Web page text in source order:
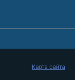
Карта сайта